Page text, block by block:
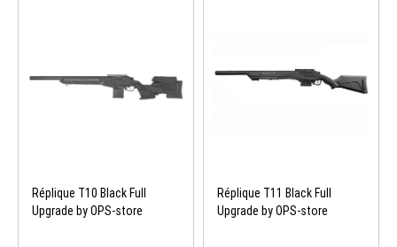
Réplique T10 Black Full
Upgrade by OPS-store
Réplique T11 Black Full
Upgrade by OPS-store